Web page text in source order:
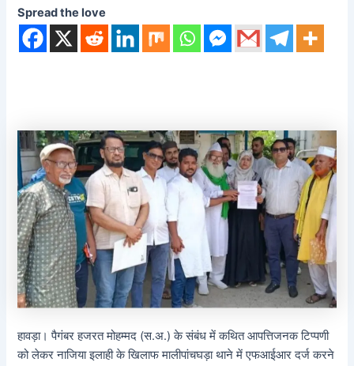
Spread the love
हावड़ा। पैगंबर हजरत मोहम्मद (स.अ.) के संबंध में कथित आपत्तिजनक टिप्पणी
को लेकर नाजिया इलाही के खिलाफ मालीपांचघड़ा थाने में एफआईआर दर्ज करने